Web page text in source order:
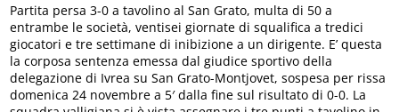
Partita persa 3-0 a tavolino al San Grato, multa di 50 a
entrambe le società, ventisei giornate di squalifica a tredici
giocatori e tre settimane di inibizione a un dirigente. E’ questa
la corposa sentenza emessa dal giudice sportivo della
delegazione di Ivrea su San Grato-Montjovet, sospesa per rissa
domenica 24 novembre a 5′ dalla fine sul risultato di 0-0. La